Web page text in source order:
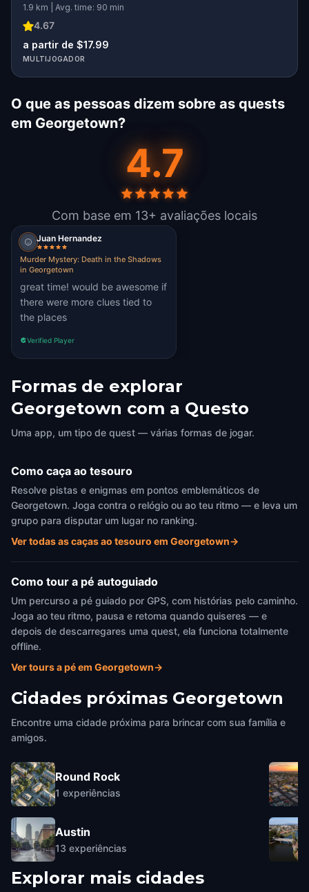
1.9 km | Avg. time: 90 min
4.67
a partir de $17.99
MULTIJOGADOR
O que as pessoas dizem sobre as quests
em Georgetown?
4.7
Com base em 13+ avaliações locais
Juan Hernandez
Murder Mystery: Death in the Shadows
in Georgetown
great time! would be awesome if
there were more clues tied to
the places
Verified Player
Formas de explorar
Georgetown com a Questo
Uma app, um tipo de quest — várias formas de jogar.
Como caça ao tesouro
Resolve pistas e enigmas em pontos emblemáticos de
Georgetown. Joga contra o relógio ou ao teu ritmo — e leva um
grupo para disputar um lugar no ranking.
Ver todas as caças ao tesouro em Georgetown→
Como tour a pé autoguiado
Um percurso a pé guiado por GPS, com histórias pelo caminho.
Joga ao teu ritmo, pausa e retoma quando quiseres — e
depois de descarregares uma quest, ela funciona totalmente
offline.
Ver tours a pé em Georgetown→
Cidades próximas Georgetown
Encontre uma cidade próxima para brincar com sua família e
amigos.
Round Rock
1 experiências
Austin
13 experiências
Explorar mais cidades